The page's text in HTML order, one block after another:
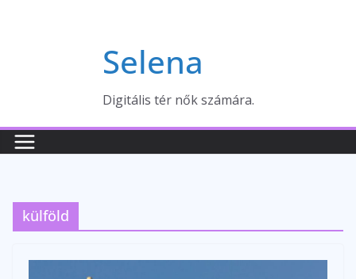
Selena
Digitális tér nők számára.
külföld